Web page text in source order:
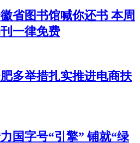
徽省图书馆喊你还书 本周
一律免费
肥多举措扎实推进电商扶
力国字号“引擎” 铺就“绿